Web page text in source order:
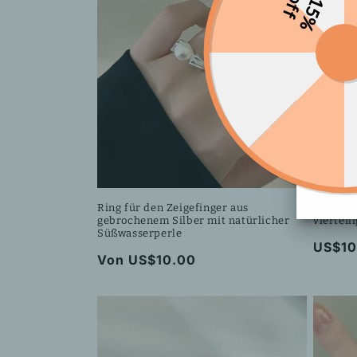
Ring für den Zeigefinger aus
gebrochenem Silber mit natürlicher
Süßwasserperle
Normaler
Von US$10.00
1
5
%
of
f